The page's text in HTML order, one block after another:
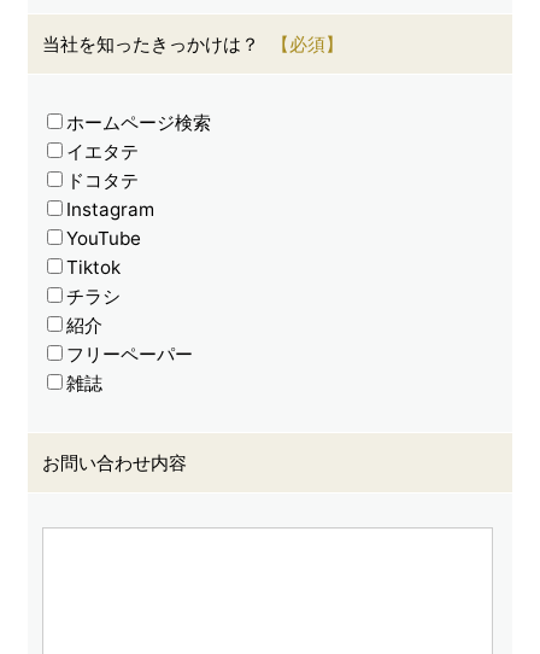
当社を知ったきっかけは？
ホームページ検索
イエタテ
ドコタテ
Instagram
YouTube
Tiktok
チラシ
紹介
フリーペーパー
雑誌
お問い合わせ内容